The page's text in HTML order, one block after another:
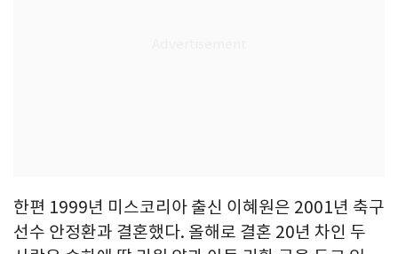
한편 1999년 미스코리아 출신 이혜원은 2001년 축구
선수 안정환과 결혼했다. 올해로 결혼 20년 차인 두